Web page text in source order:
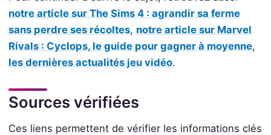
notre article sur The Sims 4 : agrandir sa ferme
sans perdre ses récoltes, notre article sur Marvel
Rivals : Cyclops, le guide pour gagner à moyenne,
les dernières actualités jeu vidéo.
Sources vérifiées
Ces liens permettent de vérifier les informations clés